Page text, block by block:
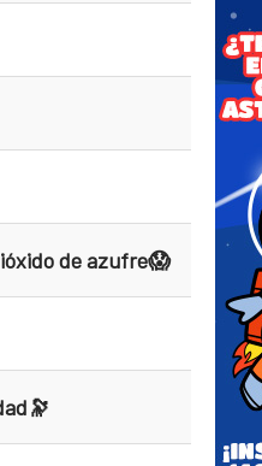
de azufre😱